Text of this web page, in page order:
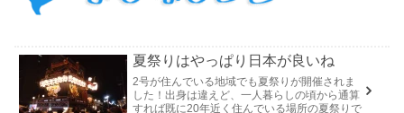
夏祭りはやっぱり日本が良いね
2号が住んでいる地域でも夏祭りが開催されま
した！出身は違えど、一人暮らしの頃から通算
すれば既に20年近く住んでいる場所の夏祭りで